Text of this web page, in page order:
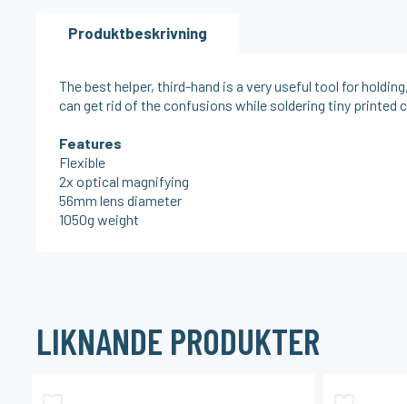
Produktbeskrivning
The best helper, third-hand is a very useful tool for
can get rid of the confusions while soldering tiny printed
Features
Flexible
2x optical magnifying
56mm lens diameter
1050g weight
LIKNANDE PRODUKTER